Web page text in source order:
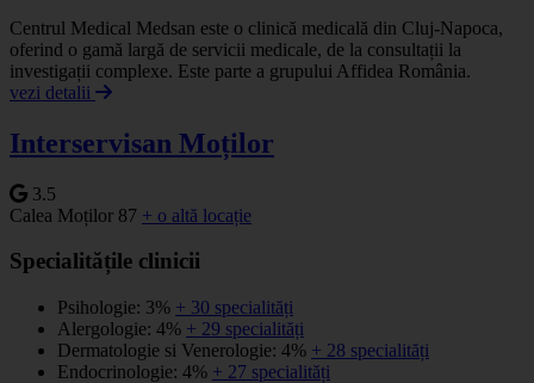
Centrul Medical Medsan este o clinică medicală din Cluj-Napoca,
oferind o gamă largă de servicii medicale, de la consultații la
investigații complexe. Este parte a grupului Affidea România.
vezi detalii
Interservisan Moților
3.5
Calea Moților 87 + o altă locație
Specialitățile clinicii
Psihologie: 3% + 30 specialități
Alergologie: 4% + 29 specialități
Dermatologie si Venerologie: 4% + 28 specialități
Endocrinologie: 4% + 27 specialități